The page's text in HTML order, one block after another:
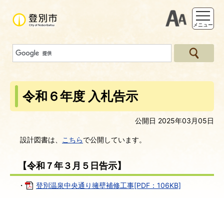
支援ツー
メニュー
令和６年度 入札告示
公開日 2025年03月05日
設計図書は、 こちらで公開しています。
【令和７年３月５日告示】
・ 登別温泉中央通り擁壁補修工事[PDF：106KB]